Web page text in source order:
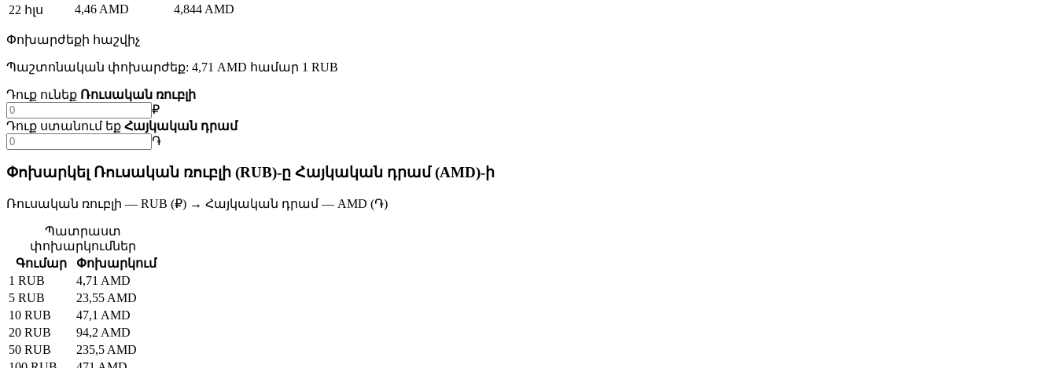
22 հլս
4,46 AMD 4,844 AMD
Փոխարժեքի հաշվիչ
Պաշտոնական փոխարժեք: 4,71 AMD համար 1 RUB
Դուք ունեք Ռուսական ռուբլի
₽
Դուք ստանում եք Հայկական դրամ
֏
Փոխարկել Ռուսական ռուբլի (RUB)-ը Հայկական դրամ (AMD)-ի
Ռուսական ռուբլի — RUB (₽) → Հայկական դրամ — AMD (֏)
Պատրաստ
փոխարկումներ
Գումար
Փոխարկում
1 RUB
4,71 AMD
5 RUB
23,55 AMD
10 RUB
47,1 AMD
20 RUB
94,2 AMD
50 RUB
235,5 AMD